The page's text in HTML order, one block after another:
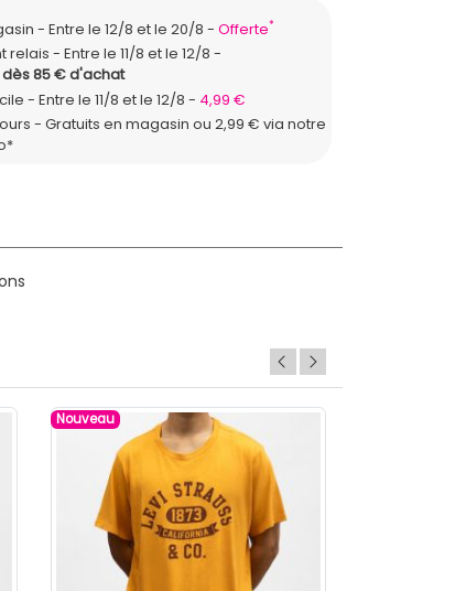
Entre le 12/8 et le 20/8 Offerte*
relais
Entre le 11/8 et le 12/8
85 € d'achat
Entre le 11/8 et le 12/8
4,99 €
- Gratuits en magasin ou 2,99 € via notre
Nouveau